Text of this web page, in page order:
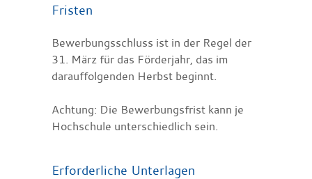
Fristen
Bewerbungsschluss ist in der Regel der
31. März für das Förderjahr, das im
darauffolgenden Herbst beginnt.
Achtung: Die Bewerbungsfrist kann je
Hochschule unterschiedlich sein.
Erforderliche Unterlagen